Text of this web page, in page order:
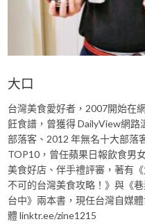
大口
台灣美食愛好者，2007開始在
飪食譜，曾獲得 DailyView網路
部落客、2012 年無名十大部落
TOP10，曾任蘋果日報飲食男
美食好店、伴手禮評審，著有
不可的台灣美食攻略！》與《
台中》兩本書，現任台灣自媒
體 linktr.ee/zine1215